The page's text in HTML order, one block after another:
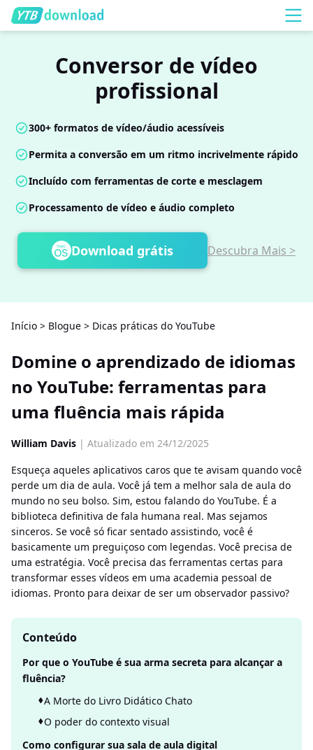
Conversor de vídeo
profissional
300+ formatos de vídeo/áudio acessíveis
Permita a conversão em um ritmo incrivelmente rápido
Incluído com ferramentas de corte e mesclagem
Processamento de vídeo e áudio completo
Download grátis Descubra Mais >
Início > Blogue > Dicas práticas do YouTube
Domine o aprendizado de idiomas
no YouTube: ferramentas para
uma fluência mais rápida
William Davis | Atualizado em 24/12/2025
Esqueça aqueles aplicativos caros que te avisam quando você
perde um dia de aula. Você já tem a melhor sala de aula do
mundo no seu bolso. Sim, estou falando do YouTube. É a
biblioteca definitiva de fala humana real. Mas sejamos
sinceros. Se você só ficar sentado assistindo, você é
basicamente um preguiçoso com legendas. Você precisa de
uma estratégia. Você precisa das ferramentas certas para
transformar esses vídeos em uma academia pessoal de
idiomas. Pronto para deixar de ser um observador passivo?
Conteúdo
Por que o YouTube é sua arma secreta para alcançar a
fluência?
A Morte do Livro Didático Chato
O poder do contexto visual
Como configurar sua sala de aula digital